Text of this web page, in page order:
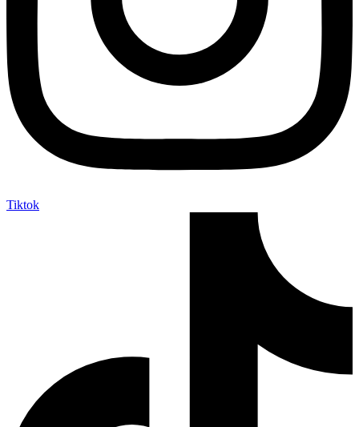
Tiktok